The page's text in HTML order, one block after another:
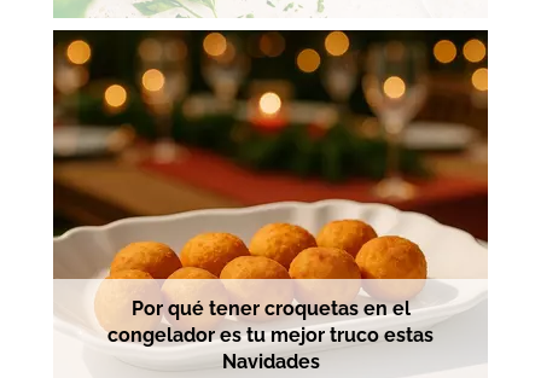
Por qué tener croquetas en el
congelador es tu mejor truco estas
Navidades